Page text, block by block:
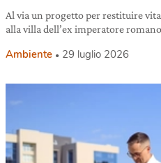
Al via un progetto per restituire
alla villa dell’ex imperatore
Ambiente 29 luglio 2026